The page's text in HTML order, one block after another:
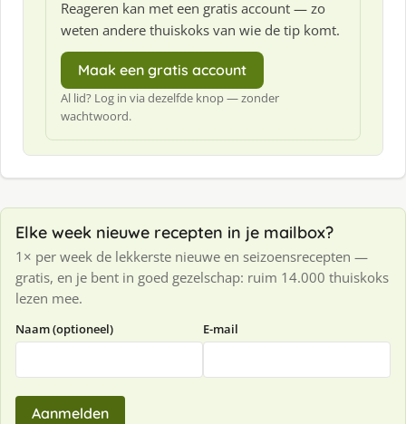
Reageren kan met een gratis account — zo
weten andere thuiskoks van wie de tip komt.
Maak een gratis account
Al lid? Log in via dezelfde knop — zonder
wachtwoord.
Elke week nieuwe recepten in je mailbox?
1× per week de lekkerste nieuwe en seizoensrecepten —
gratis, en je bent in goed gezelschap: ruim 14.000 thuiskoks
lezen mee.
Naam (optioneel) E-mail
Aanmelden